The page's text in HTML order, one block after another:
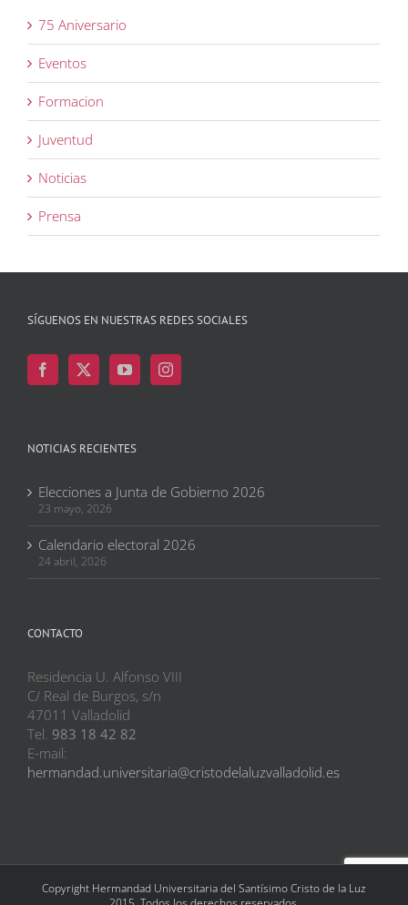
75 Aniversario
Eventos
Formacion
Juventud
Noticias
Prensa
SÍGUENOS EN NUESTRAS REDES SOCIALES
NOTICIAS RECIENTES
Elecciones a Junta de Gobierno 2026
23 mayo, 2026
Calendario electoral 2026
24 abril, 2026
CONTACTO
Residencia U. Alfonso VIII
C/ Real de Burgos, s/n
47011 Valladolid
Tel. 983 18 42 82
E-mail:
hermandad.universitaria@cristodelaluzvalladolid.es
Copyright Hermandad Universitaria del Santísimo Cristo de la Luz